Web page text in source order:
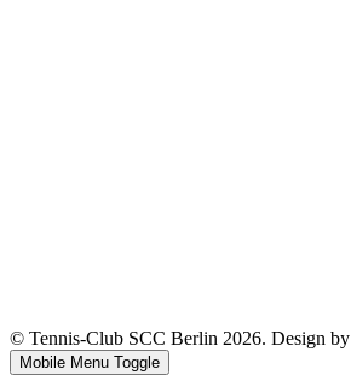
© Tennis-Club SCC Berlin 2026. Design by
Mobile Menu Toggle